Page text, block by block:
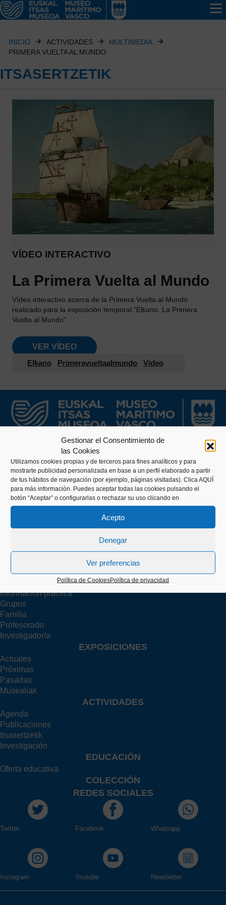
Gestionar el Consentimiento de
las Cookies
Utilizamos cookies propias y de terceros para fines analíticos y para
mostrarte publicidad personalizada en base a un perfil elaborado a partir
de tus hábitos de navegación (por ejemplo, páginas visitadas). Clica AQUÍ
para más información. Puedes aceptar todas las cookies pulsando el
botón “Aceptar” o configurarlas o rechazar su uso clicando en
Acepto
Denegar
Ver preferencias
Política de CookiesPolítica de privacidad
INICIO ACTIVIDADES
MULTIMEDIA
PRIMERA VUELTA AL MUNDO
ITSASERTZETIK
VÍDEO INTERACTIVO
La Primera Vuelta al Mundo
Vídeo interactivo acerca de la Primera Vuelta al Mundo
realizado para la exposición temporal "Elkano. La Primera
Vuelta al Mundo".
VER VÍDEO
Elkano
Primeravueltaalmundo Video
Kaiko pasealekua, 24
20003 Donostia (Gipuzkoa)
info@itsasmuseoa.eus
TU VISITA
Información práctica
Grupos
Familia
Profesorado
Investigador/a
EXPOSICIONES
Actuales
Próximas
Pasadas
Musealiak
ACTIVIDADES
Agenda
Publicaciones
Itsasertzetik
Investigación
EDUCACIÓN
Oferta educativa
COLECCIÓN
REDES SOCIALES
Twitter Facebook Whatsapp
Instagram Youtube Newsletter